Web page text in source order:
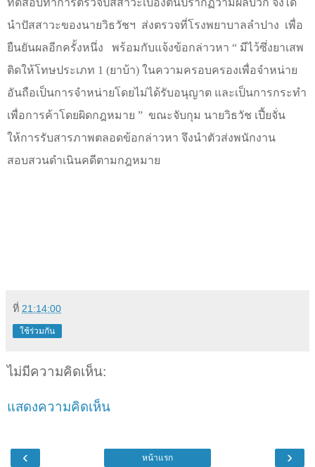
ทดสอบทำการตรวจปัสสาวะเบื้องต้นปรากฏว่ามีผลบวก จึงได้
นำปัสสาวะของนายวิธวัชฯ ส่งตรวจที่โรงพยาบาลลำปาง เพื่อ
ยืนยันผลอีกครั้งหนึ่ง
พร้อมกับแจ้งข้อกล่าวหา “ มีไว้ซึ่งยาเสพ
ติดให้โทษประเภท 1 (ยาบ้า) ในความครอบครองเพื่อจำหน่าย
อันถือเป็นการจำหน่ายโดยไม่ได้รับอนุญาต และเป็นการกระทำ
เพื่อการค้าโดยผิดกฎหมาย ” ขณะจับกุม นายวิธวัช เปี้ยจั่น
ให้การรับสารภาพตลอดข้อกล่าวหา จึงนำตัวส่งพนักงาน
สอบสวนดำเนินคดีตามกฎหมาย
ที่ 21:14:00
ใช้ร่วมกัน
ไม่มีความคิดเห็น:
แสดงความคิดเห็น
‹ ›
หน้าแรก